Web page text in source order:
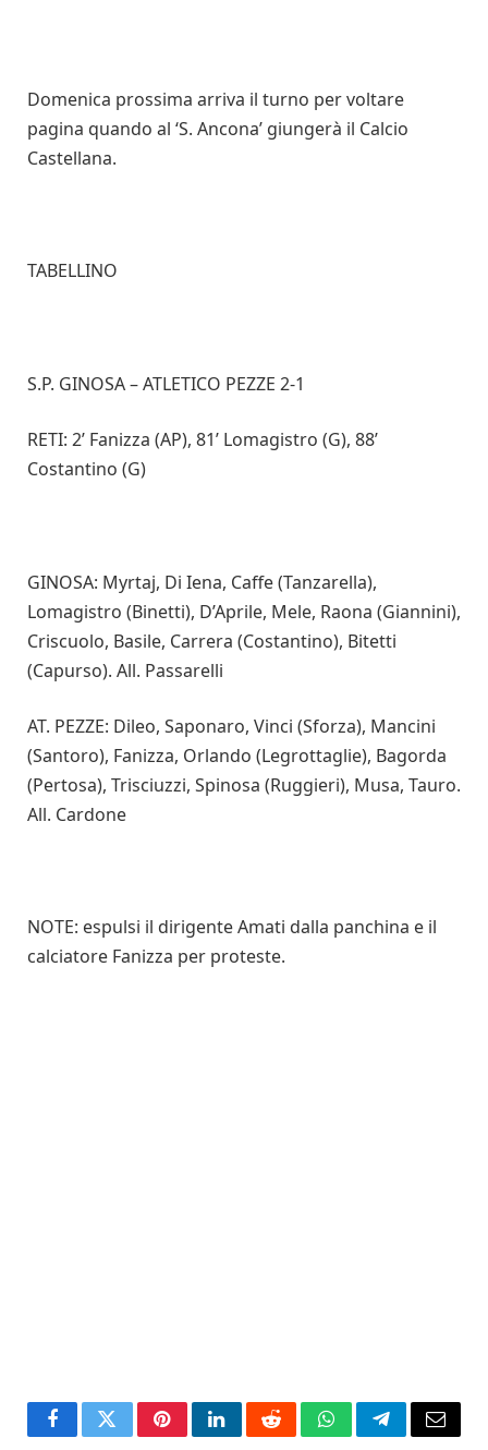
Domenica prossima arriva il turno per voltare
pagina quando al ‘S. Ancona’ giungerà il Calcio
Castellana.
TABELLINO
S.P. GINOSA – ATLETICO PEZZE 2-1
RETI: 2’ Fanizza (AP), 81’ Lomagistro (G), 88’
Costantino (G)
GINOSA: Myrtaj, Di Iena, Caffe (Tanzarella),
Lomagistro (Binetti), D’Aprile, Mele, Raona (Giannini),
Criscuolo, Basile, Carrera (Costantino), Bitetti
(Capurso). All. Passarelli
AT. PEZZE: Dileo, Saponaro, Vinci (Sforza), Mancini
(Santoro), Fanizza, Orlando (Legrottaglie), Bagorda
(Pertosa), Trisciuzzi, Spinosa (Ruggieri), Musa, Tauro.
All. Cardone
NOTE: espulsi il dirigente Amati dalla panchina e il
calciatore Fanizza per proteste.
FacebookTwitterPinterestLinkedInRedditWhatsAppTelegramEmail